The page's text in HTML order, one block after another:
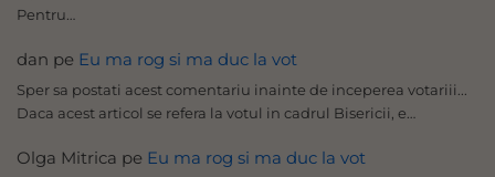
Pentru…
dan pe Eu ma rog si ma duc la vot
Sper sa postati acest comentariu inainte de inceperea votariii...
Daca acest articol se refera la votul in cadrul Bisericii, e…
Olga Mitrica pe Eu ma rog si ma duc la vot